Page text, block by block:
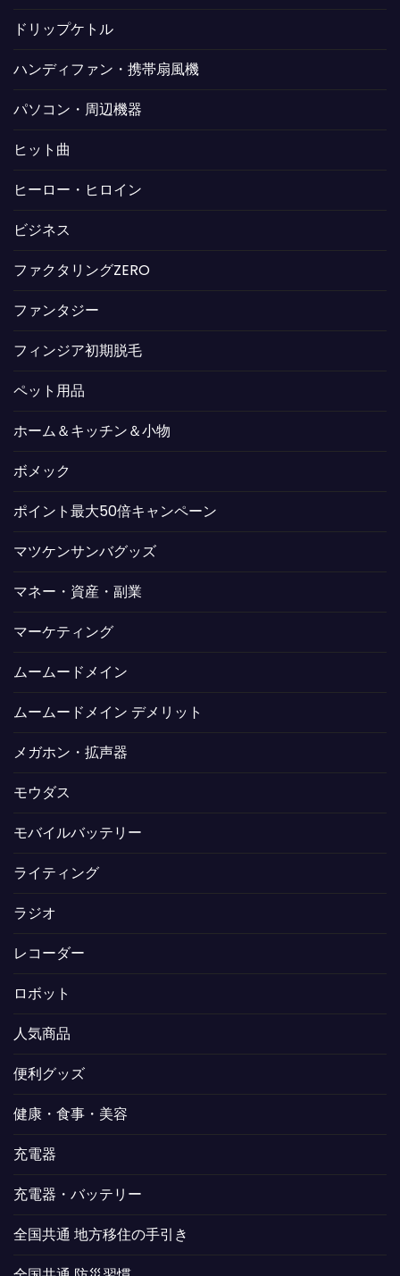
ドリップケトル
ハンディファン・携帯扇風機
パソコン・周辺機器
ヒット曲
ヒーロー・ヒロイン
ビジネス
ファクタリングZERO
ファンタジー
フィンジア初期脱毛
ペット用品
ホーム＆キッチン＆小物
ボメック
ポイント最大50倍キャンペーン
マツケンサンバグッズ
マネー・資産・副業
マーケティング
ムームードメイン
ムームードメイン デメリット
メガホン・拡声器
モウダス
モバイルバッテリー
ライティング
ラジオ
レコーダー
ロボット
人気商品
便利グッズ
健康・食事・美容
充電器
充電器・バッテリー
全国共通 地方移住の手引き